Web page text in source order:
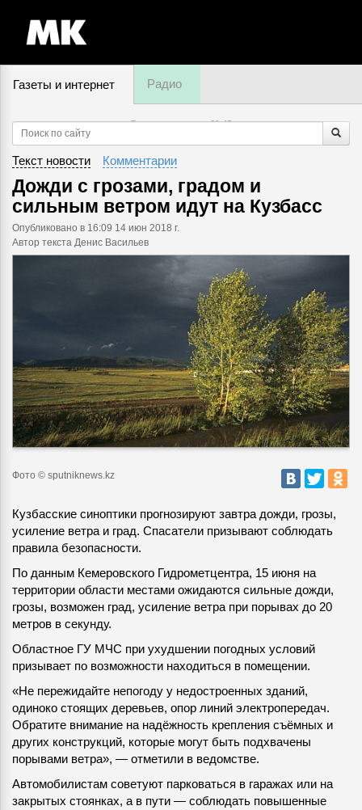
Газеты и интернет Радио
7 августа, четверг,01:45
Текст новости Комментарии
Дожди с грозами, градом и
сильным ветром идут на Кузбасс
Опубликовано в 16:09 14 июн 2018 г.
Автор текста Денис Васильев
Фото © sputniknews.kz
Кузбасские синоптики прогнозируют завтра дожди, грозы,
усиление ветра и град. Спасатели призывают соблюдать
правила безопасности.
По данным Кемеровского Гидрометцентра, 15 июня на
территории области местами ожидаются сильные дожди,
грозы, возможен град, усиление ветра при порывах до 20
метров в секунду.
Областное ГУ МЧС при ухудшении погодных условий
призывает по возможности находиться в помещении.
«Не пережидайте непогоду у недостроенных зданий,
одиноко стоящих деревьев, опор линий электропередач.
Обратите внимание на надёжность крепления съёмных и
других конструкций, которые могут быть подхвачены
порывами ветра», — отметили в ведомстве.
Автомобилистам советуют парковаться в гаражах или на
закрытых стоянках, а в пути — соблюдать повышенные